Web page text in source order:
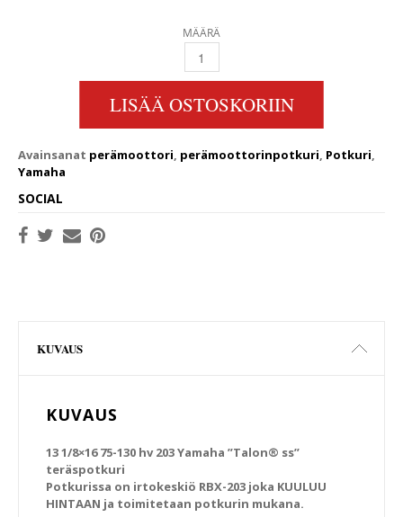
MÄÄRÄ
13 1/8X16 75-130 HV 203 YAMAHA ”TALON®
LISÄÄ OSTOSKORIIN
Avainsanat perämoottori, perämoottorinpotkuri, Potkuri,
Yamaha
SOCIAL
KUVAUS
KUVAUS
13 1/8×16 75-130 hv 203 Yamaha ”Talon® ss”
teräspotkuri
Potkurissa on irtokeskiö RBX-203 joka KUULUU
HINTAAN ja toimitetaan potkurin mukana.